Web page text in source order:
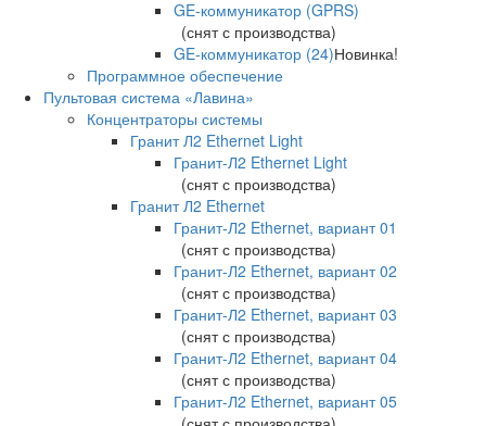
GE-коммуникатор (GPRS)
(снят с производства)
GE-коммуникатор (24)Новинка!
Программное обеспечение
Пультовая система «Лавина»
Концентраторы системы
Гранит Л2 Ethernet Light
Гранит-Л2 Ethernet Light
(снят с производства)
Гранит Л2 Ethernet
Гранит-Л2 Ethernet, вариант 01
(снят с производства)
Гранит-Л2 Ethernet, вариант 02
(снят с производства)
Гранит-Л2 Ethernet, вариант 03
(снят с производства)
Гранит-Л2 Ethernet, вариант 04
(снят с производства)
Гранит-Л2 Ethernet, вариант 05